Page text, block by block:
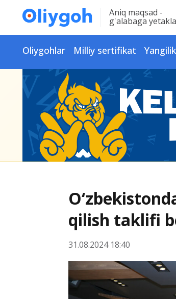
Aniq maqsad -
g'alabaga
Oliygohlar Milliy sertifikat
qilish taklifi
31.08.2024 18:40